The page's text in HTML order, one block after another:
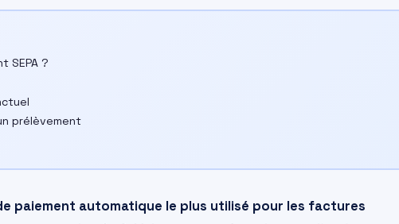
SEPA ?
prélèvement
paiement automatique le plus utilisé pour les factures